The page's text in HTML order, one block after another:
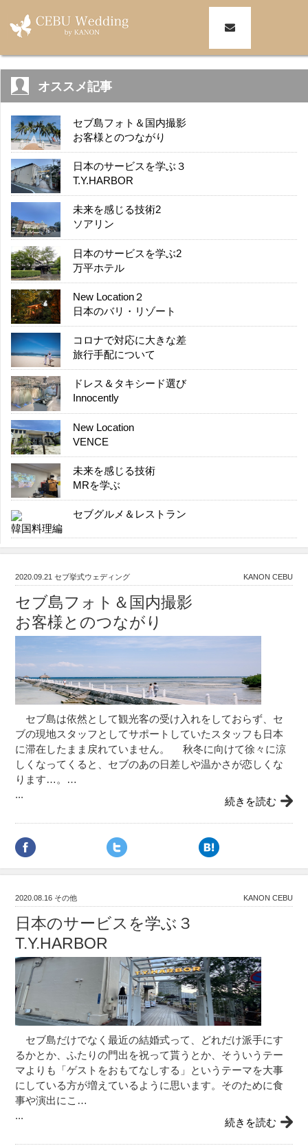
オススメ記事
セブ島フォト＆国内撮影
お客様とのつながり
日本のサービスを学ぶ３
T.Y.HARBOR
未来を感じる技術2
ソアリン
日本のサービスを学ぶ2
万平ホテル
New Location２
日本のバリ・リゾート
コロナで対応に大きな差
旅行手配について
ドレス＆タキシード選び
Innocently
New Location
VENCE
未来を感じる技術
MRを学ぶ
セブグルメ＆レストラン
韓国料理編
2020.09.21 セブ挙式ウェディング KANON CEBU
セブ島フォト＆国内撮影
お客様とのつながり
セブ島は依然として観光客の受け入れをしておらず、セ
ブの現地スタッフとしてサポートしていたスタッフも日本
に滞在したまま戻れていません。 秋冬に向けて徐々に涼
しくなってくると、セブのあの日差しや温かさが恋しくな
ります…。…
...
続きを読む
2020.08.16 その他 KANON CEBU
日本のサービスを学ぶ３
T.Y.HARBOR
セブ島だけでなく最近の結婚式って、どれだけ派手にす
るかとか、ふたりの門出を祝って貰うとか、そういうテー
マよりも「ゲストをおもてなしする」というテーマを大事
にしている方が増えているように思います。そのために食
事や演出にこ…
...
続きを読む